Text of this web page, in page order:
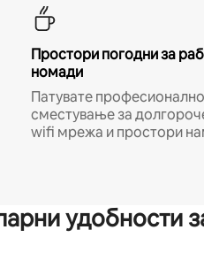
Простори погодни за
номади
Патувате
сместување за
wifi мрежа и простори
удобности